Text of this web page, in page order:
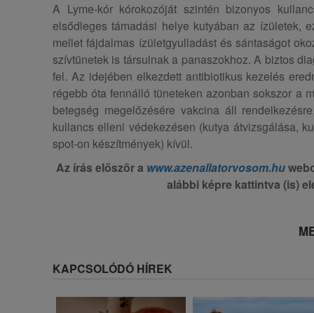
A Lyme-kór kórokozóját szintén bizonyos
elsődleges támadási helye kutyában az ízületek,
mellet fájdalmas ízületgyulladást és sántaságot
szívtünetek is társulnak a panaszokhoz. A biztos
fel. Az idejében elkezdett antibiotikus kezelés
régebb óta fennálló tüneteken azonban sokszor a
betegség megelőzésére vakcina áll
kullancs elleni védekezésen (kutya átvizsgálása,
spot-on készítmények) kívül.
Az írás először a www.azenallatorvosom.hu
alábbi képre kattintva (is)
KAPCSOLÓDÓ HÍREK